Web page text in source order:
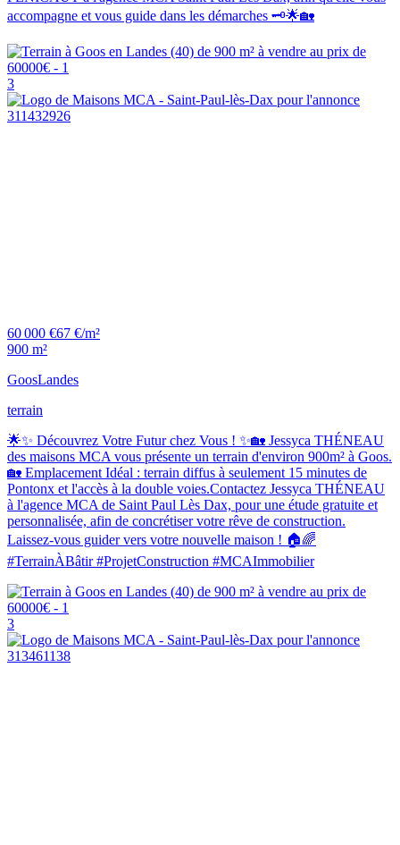
accompagne et vous guide dans les démarches 🗝️🌟🏡
3
60 000 €67 €/m²
900 m²
GoosLandes
terrain
🌟✨ Découvrez Votre Futur chez Vous ! ✨🏡 Jessyca THÉNEAU
des maisons MCA vous présente un terrain d'environ 900m² à Goos.
🏡 Emplacement Idéal : terrain diffus à seulement 15 minutes de
Pontonx et l'accès à la double voies.Contactez Jessyca THÉNEAU
à l'agence MCA de Saint Paul Lès Dax, pour une étude gratuite et
personnalisée, afin de concrétiser votre rêve de construction.
Laissez-vous guider vers votre nouvelle maison ! 🏠🌈
#TerrainÀBâtir #ProjetConstruction #MCAImmobilier
3